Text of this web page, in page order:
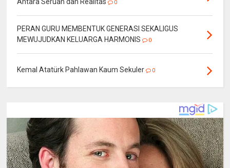
0
PERAN GURU MEMBENTUK GENERASI SEKALIGUS
MEWUJUDKAN KELUARGA HARMONIS
0
Kemal Atatürk Pahlawan Kaum Sekuler 0